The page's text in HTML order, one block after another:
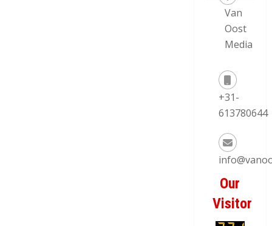
Van
Oost
Media
+31-
613780644
Our
Visitor